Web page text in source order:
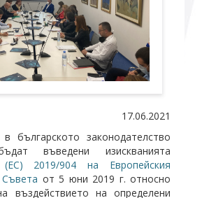
Абонирайте се!
17.06.2021
в българското законодателство
въведени изискванията
(ЕС) 2019/904 на Европейския
от 5 юни 2019 г. относно
въздействието на определени